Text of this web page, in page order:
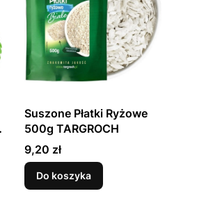
Suszone Płatki Ryżowe
500g TARGROCH
Cena
9,20 zł
Do koszyka